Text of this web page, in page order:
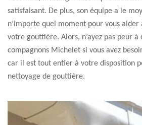
satisfaisant. De plus, son équipe a le
n’importe quel moment pour vous
votre gouttière. Alors, n’ayez pas peur à
compagnons Michelet si vous avez
car il est tout entier à votre disposition
nettoyage de gouttière.